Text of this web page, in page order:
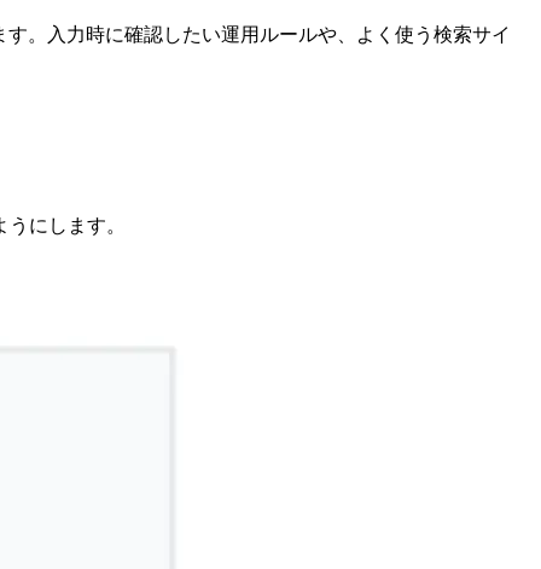
。入力時に確認したい運用ルールや、よく使う検索サイ
にします。